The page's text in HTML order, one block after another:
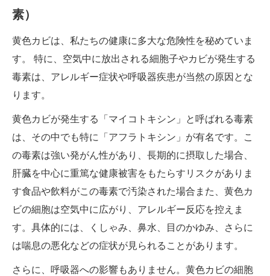
素）
黄色カビは、私たちの健康に多大な危険性を秘めていま
す。 特に、空気中に放出される細胞子やカビが発生する
毒素は、アレルギー症状や呼吸器疾患が当然の原因とな
ります。
黄色カビが発生する「マイコトキシン」と呼ばれる毒素
は、その中でも特に「アフラトキシン」が有名です。こ
の毒素は強い発がん性があり、長期的に摂取した場合、
肝臓を中心に重篤な健康被害をもたらすリスクがありま
す食品や飲料がこの毒素で汚染された場合また、黄色カ
ビの細胞は空気中に広がり、アレルギー反応を控えま
す。具体的には、くしゃみ、鼻水、目のかゆみ、さらに
は喘息の悪化などの症状が見られることがあります。
さらに、呼吸器への影響もありません。黄色カビの細胞